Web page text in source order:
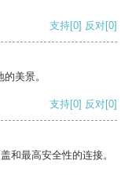
支持[0] 反对[0]
美景。
支持[0] 反对[0]
和最高安全性的连接。